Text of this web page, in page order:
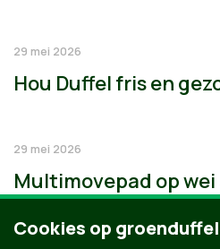
29 mei 2026
Hou Duffel fris en
29 mei 2026
Multimovepad op
Cookies op